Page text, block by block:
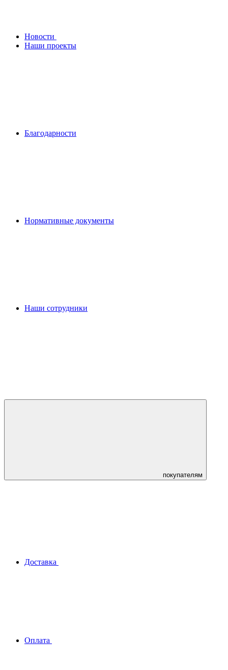
Новости
Наши проекты
Благодарности
Нормативные документы
Наши сотрудники
покупателям
Доставка
Оплата